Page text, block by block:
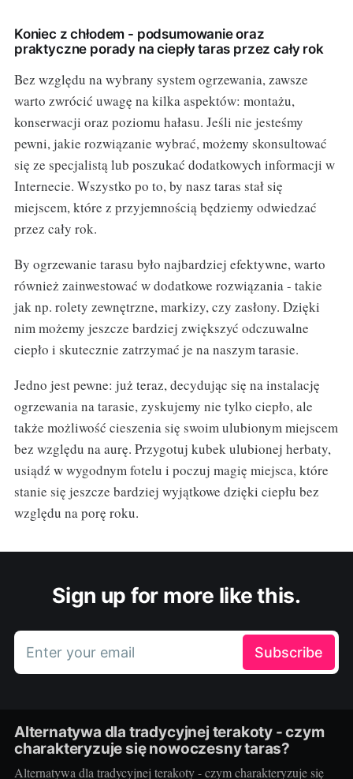
Koniec z chłodem - podsumowanie oraz
praktyczne porady na ciepły taras przez cały rok
Bez względu na wybrany system ogrzewania, zawsze
warto zwrócić uwagę na kilka aspektów: montażu,
konserwacji oraz poziomu hałasu. Jeśli nie jesteśmy
pewni, jakie rozwiązanie wybrać, możemy skonsultować
się ze specjalistą lub poszukać dodatkowych informacji w
Internecie. Wszystko po to, by nasz taras stał się
miejscem, które z przyjemnością będziemy odwiedzać
przez cały rok.
By ogrzewanie tarasu było najbardziej efektywne, warto
również zainwestować w dodatkowe rozwiązania - takie
jak np. rolety zewnętrzne, markizy, czy zasłony. Dzięki
nim możemy jeszcze bardziej zwiększyć odczuwalne
ciepło i skutecznie zatrzymać je na naszym tarasie.
Jedno jest pewne: już teraz, decydując się na instalację
ogrzewania na tarasie, zyskujemy nie tylko ciepło, ale
także możliwość cieszenia się swoim ulubionym miejscem
bez względu na aurę. Przygotuj kubek ulubionej herbaty,
usiądź w wygodnym fotelu i poczuj magię miejsca, które
stanie się jeszcze bardziej wyjątkowe dzięki ciepłu bez
względu na porę roku.
Sign up for more like this.
Enter your email Subscribe
Alternatywa dla tradycyjnej terakoty - czym
charakteryzuje się nowoczesny taras?
Alternatywa dla tradycyjnej terakoty - czym charakteryzuje się